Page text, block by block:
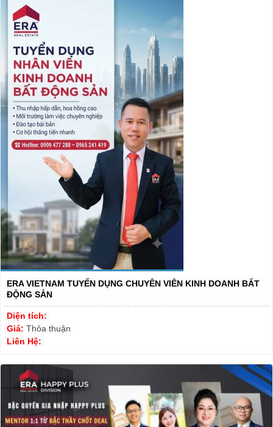
ERA VIETNAM TUYỂN DỤNG CHUYÊN VIÊN KINH DOANH BẤT
ĐỘNG SẢN
Diện tích:
Giá: Thỏa thuận
Liên Hệ: